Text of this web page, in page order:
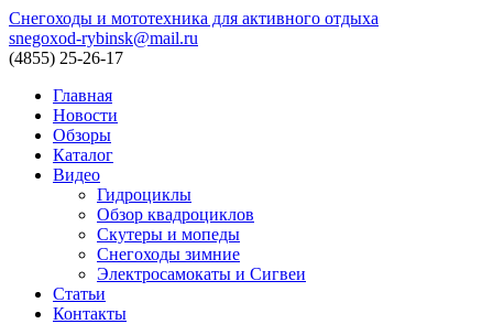
Снегоходы и мототехника для активного отдыха
snegoxod-rybinsk@mail.ru
(4855) 25-26-17
Главная
Новости
Обзоры
Каталог
Видео
Гидроциклы
Обзор квадроциклов
Скутеры и мопеды
Снегоходы зимние
Электросамокаты и Сигвеи
Статьи
Контакты